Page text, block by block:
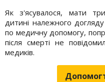
Як з'ясувалося, мати
дитині належного
по медичну допомогу,
після смерті не
медиків.